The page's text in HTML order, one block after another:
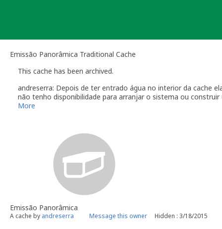
Emissão Panorâmica Traditional Cache
This cache has been archived.
andreserra: Depois de ter entrado água no interior da cache
não tenho disponibilidade para arranjar o sistema ou
arranjo.
More
Emissão Panorâmica
A cache by andreserra Message this owner Hidden : 3/18/2015